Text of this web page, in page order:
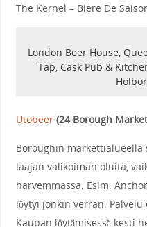
The Kernel – Biere De
London Beer House,
Tap, Cask Pub &
Utobeer (24 Borough Market
Boroughin markettialueella
laajan valikoiman oluita,
harvemmassa. Esim.
löytyi jonkin verran. Palvelu
Kaupan löytämisessä kesti